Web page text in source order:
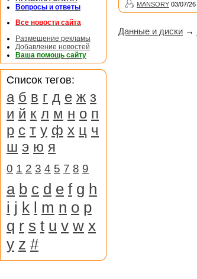
MANSORY 03/07/
Данные и диски →
Вопросы и ответы
Все новости сайта
Размещение рекламы
Добавление новостей
Ваша помощь сайту
Список тегов:
а б в г д е ж з
и й к л м н о п
р с т у ф х ц ч
ш э ю я
0 1 2 3 4 5 7 8 9
a b c d e f g h
i j k l m n o p
q r s t u v w x
y z #